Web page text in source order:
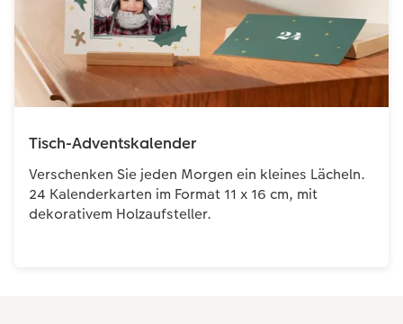
Tisch-Adventskalender
Verschenken Sie jeden Morgen ein kleines Lächeln.
24 Kalenderkarten im Format 11 x 16 cm, mit
dekorativem Holzaufsteller.